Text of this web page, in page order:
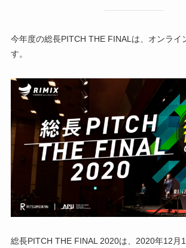
今年度の総長PITCH THE FINALは、オンライ
す。
総長PITCH THE FINAL 2020は、2020年12月